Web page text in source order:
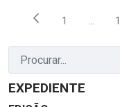
Página
1 ...
EXPEDIENTE